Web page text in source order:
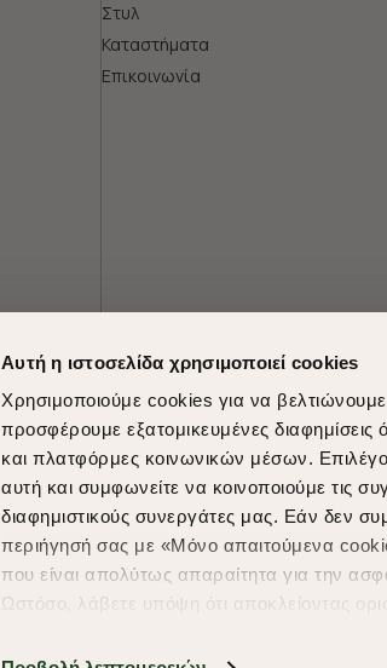
Αυτή η ιστοσελίδα χρησιμοποιεί cookies
Χρησιμοποιούμε cookies για να
προσφέρουμε εξατομικευμένες
και πλατφόρμες κοινωνικών μέσων.
αυτή και συμφωνείτε να κοινοποιούμε τις
διαφημιστικούς συνεργάτες μας. Εάν δεν
περιήγησή σας με «Μόνο απαιτούμενα
που είναι απολύτως απαραίτητα για την
Ωστόσο, λάβετε υπόψη ότι αποκλείοντας
υπηρεσίες και διαφημίσεις. Για να
Στυλ
Καταστήματα
Επικοινωνία